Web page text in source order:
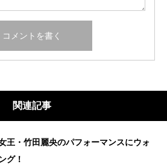
関連記事
王・竹田麗央のパフォーマンスにウォ
グ！